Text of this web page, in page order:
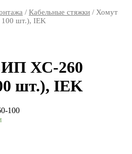
/ Кабельные стяжки / Хомут
шт.), IEK
ХС-260
шт.), IEK
100